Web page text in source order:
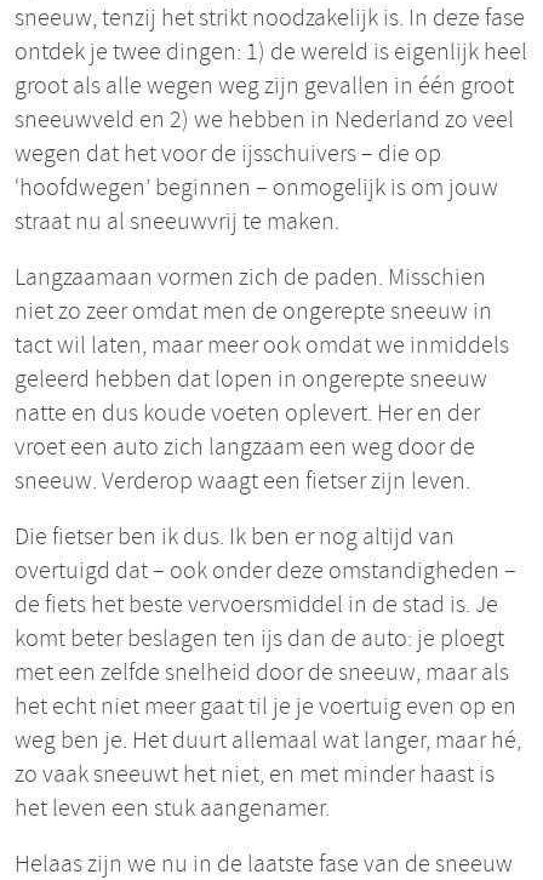
sneeuw, tenzij het strikt noodzakelijk is. In deze fase
ontdek je twee dingen: 1) de wereld is eigenlijk heel
groot als alle wegen weg zijn gevallen in één groot
sneeuwveld en 2) we hebben in Nederland zo veel
wegen dat het voor de ijsschuivers – die op
‘hoofdwegen’ beginnen – onmogelijk is om jouw
straat nu al sneeuwvrij te maken.
Langzaamaan vormen zich de paden. Misschien
niet zo zeer omdat men de ongerepte sneeuw in
tact wil laten, maar meer ook omdat we inmiddels
geleerd hebben dat lopen in ongerepte sneeuw
natte en dus koude voeten oplevert. Her en der
vroet een auto zich langzaam een weg door de
sneeuw. Verderop waagt een fietser zijn leven.
Die fietser ben ik dus. Ik ben er nog altijd van
overtuigd dat – ook onder deze omstandigheden –
de fiets het beste vervoersmiddel in de stad is. Je
komt beter beslagen ten ijs dan de auto: je ploegt
met een zelfde snelheid door de sneeuw, maar als
het echt niet meer gaat til je je voertuig even op en
weg ben je. Het duurt allemaal wat langer, maar hé,
zo vaak sneeuwt het niet, en met minder haast is
het leven een stuk aangenamer.
Helaas zijn we nu in de laatste fase van de sneeuw